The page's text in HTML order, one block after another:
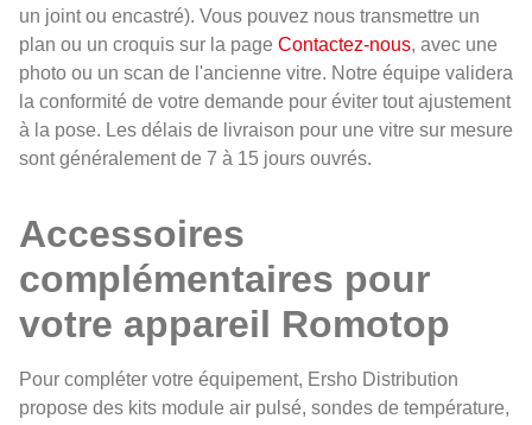
un joint ou encastré). Vous pouvez nous transmettre un
plan ou un croquis sur la page Contactez-nous, avec une
photo ou un scan de l'ancienne vitre. Notre équipe validera
la conformité de votre demande pour éviter tout ajustement
à la pose. Les délais de livraison pour une vitre sur mesure
sont généralement de 7 à 15 jours ouvrés.
Accessoires
complémentaires pour
votre appareil Romotop
Pour compléter votre équipement, Ersho Distribution
propose des kits module air pulsé, sondes de température,